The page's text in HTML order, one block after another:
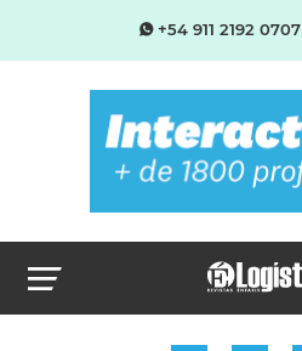
+54 911 2192 0707